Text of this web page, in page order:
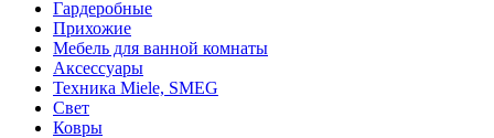
Гардеробные
Прихожие
Мебель для ванной комнаты
Аксессуары
Техника Miele, SMEG
Свет
Ковры